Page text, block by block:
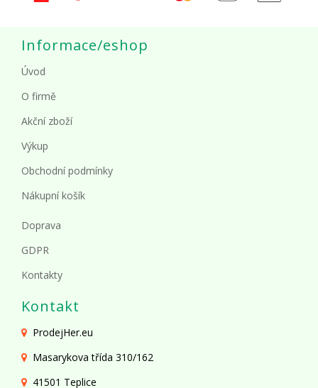
Informace/eshop
Úvod
O firmě
Akční zboží
Výkup
Obchodní podmínky
Nákupní košík
Doprava
GDPR
Kontakty
Kontakt
ProdejHer.eu
Masarykova třída 310/162
41501 Teplice